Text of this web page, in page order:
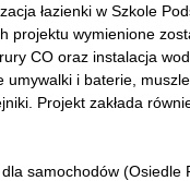
łazienki w Szkole
projektu wymienione
CO oraz instalacja
umywalki i baterie,
Projekt zakłada
samochodów (Osiedle